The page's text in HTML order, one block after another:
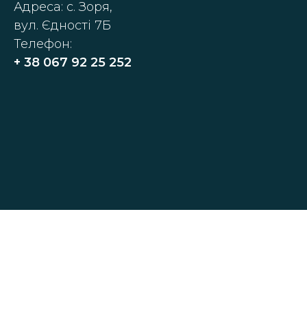
Адреса: с. Зоря,
вул. Єдності 7Б
Телефон:
+ 38 067 92 25 252